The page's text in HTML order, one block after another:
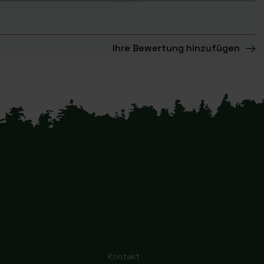
Ihre Bewertung hinzufügen
Kontakt